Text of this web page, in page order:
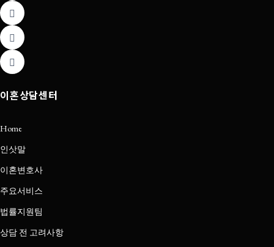
이혼상담센터
Home
인삿말
이혼변호사
주요서비스
법률지원팀
상담 전 고려사항